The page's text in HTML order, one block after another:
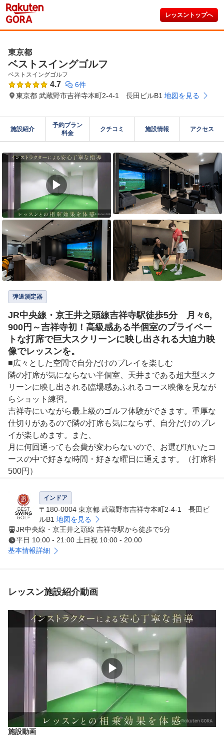
レッスントップへ
東京都
ベストスイングゴルフ
ベストスイングゴルフ
4.7
6件
東京都 武蔵野市吉祥寺本町2-4-1 長田ビルB1 地図を見る
施設紹介
予約プラン
料金
クチコミ 施設情報 アクセス
▶
弾道測定器
JR中央線・京王井之頭線吉祥寺駅徒歩5分 月々6,
900円～吉祥寺初！高級感ある半個室のプライベー
トな打席で巨大スクリーンに映し出される大迫力映
像でレッスンを。
■広々とした空間で自分だけのプレイを楽しむ
隣の打席が気にならない半個室、天井まである超大型スク
リーンに映し出される臨場感あふれるコース映像を見なが
らショット練習。
吉祥寺にいながら最上級のゴルフ体験ができます。重厚な
仕切りがあるので隣の打席も気にならず、自分だけのプレ
イが楽しめます。また、
月に何回通っても会費が変わらないので、お選び頂いたコ
ースの中で好きな時間・好きな曜日に通えます。（打席料
500円）
■設備の充実
女性に嬉しい大きなロッカールーム、専用トイレや洗面台
、お着替えルームも完備。おしぼりの提供やフリードリン
クもあります！
＜レッスンを受けながら自分のゴルフを客観的に捉える
インストラクターにスイングを教わりながら、弾道を正確
に測定することができる高精度シュミレーターを用いた練
習を積み重ねることで、自分のゴルフの癖や特徴を知るこ
とができ、レベルアップすることができます。
飛距離が伸び、スコアが安定してくることを実感できるよ
■パッティング練習場で思い存分パッティング練習
“プロや上級者になるほどパターに力を注ぐ”と言われるほ
ど、スコアメイクに重要な役割を果たすパッティング。
地道な動作の精度を高めることこそ、スコアアップの鍵と
インドア
〒180-0004 東京都 武蔵野市吉祥寺本町2-4-1 長田ビ
ルB1 地図を見る
JR中央線・京王井之頭線 吉祥寺駅から徒歩で5分
平日 10:00 - 21:00 土日祝 10:00 - 20:00
基本情報詳細
レッスン施設紹介動画
▶
施設動画